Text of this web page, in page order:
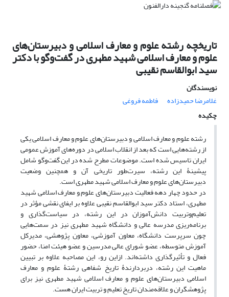
تاریخچه رشته علوم و معارف اسلامی و دبیرستان‌های
علوم و معارف اسلامی شهید مطهری در گفت‌وگو با دکتر
سید ابوالقاسم نقیبی
نویسندگان
غلامرضا حمیدزاده
فاطمه فروغی
چکیده
رشته علوم و معارف اسلامی و دبیرستان‌های علوم و معارف اسلامی یکی
از رشته‌هایی است که بعد از انقلاب اسلامی در دوره‌های آموزش عمومی
ایران تاسیس شده است. موضوعات مطرح شده در این گفت‌وگو شامل
پیشینۀ این رشته، سیرت‌طور تاریخی آن و همچنین وضعیت
دبیرستان‌های علوم و معارف اسلامی شهید مطهری است.
در حدود چهار دهه فعالیت دبیرستان‌های علوم و معارف اسلامی شهید
مطهری، استاد دکتر سید ابوالقاسم نقیبی علاوه بر ایفای نقشی مؤثر در
تعلیم‌وتربیت دانش‌آموزان در این رشته، در سیاست‌گذاری و
برنامه‌ریزی مدرسه عالی و دانشگاه شهید مطهری نیز در سمت‌هایی
چون سرپرست دانشگاه، معاون آموزشی، معاون پژوهشی، مدیرکل
آموزش متوسطه، عضو شورای عالی مدرسین و عضو هیئت امنا، حضور
فعال و تأثیرگذاری داشته‌اند. ازاین رو، این مصاحبه علاوه بر تبیین
ماهیت این رشته، دربردارندۀ تاریخ شفاهی رشتۀ علوم و معارف
اسلامی دبیرستان‌های علوم و معارف اسلامی شهید مطهری نیز برای
پژوهشگران و علاقه‌مندان تاریخ تعلیم و تربیت ایران هست.